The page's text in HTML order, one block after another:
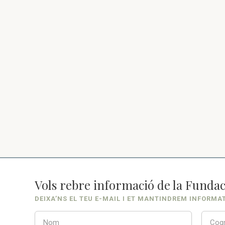
Vols rebre informació de la
DEIXA’NS EL TEU E-MAIL I ET MANTINDREM